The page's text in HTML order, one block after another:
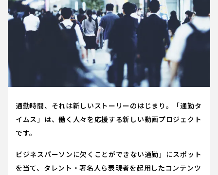
通勤時間、それは新しいストーリーのはじまり。「通勤タ
イムス」は、働く人々を応援する新しい動画プロジェクト
です。
ビジネスパーソンに欠くことができない通勤」にスポット
を当て、タレント・著名人ら表現者を起用したコンテンツ